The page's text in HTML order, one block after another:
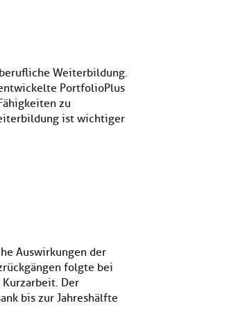
Weiterbildung.
PortfolioPlus
zu
ist wichtiger
Auswirkungen der
folgte bei
Der
bis zur Jahreshälfte